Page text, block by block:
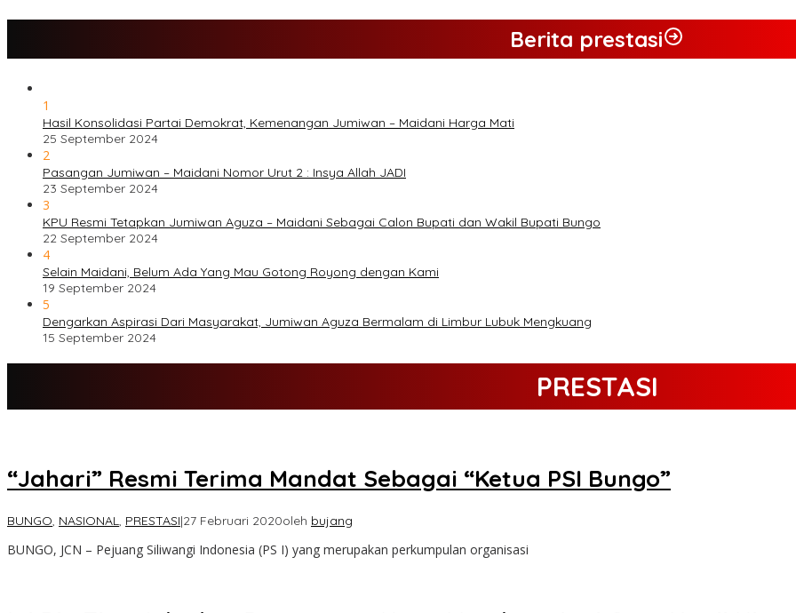
Berita prestasi
1
Hasil Konsolidasi Partai Demokrat, Kemenangan Jumiwan – Maidani Harga Mati
25 September 2024
2
Pasangan Jumiwan – Maidani Nomor Urut 2 : Insya Allah JADI
23 September 2024
3
KPU Resmi Tetapkan Jumiwan Aguza – Maidani Sebagai Calon Bupati dan Wakil Bupati Bungo
22 September 2024
4
Selain Maidani, Belum Ada Yang Mau Gotong Royong dengan Kami
19 September 2024
5
Dengarkan Aspirasi Dari Masyarakat, Jumiwan Aguza Bermalam di Limbur Lubuk Mengkuang
15 September 2024
PRESTASI
“Jahari” Resmi Terima Mandat Sebagai “Ketua PSI Bungo”
BUNGO, NASIONAL, PRESTASI|27 Februari 2020oleh bujang
BUNGO, JCN – Pejuang Siliwangi Indonesia (PS I) yang merupakan perkumpulan organisasi